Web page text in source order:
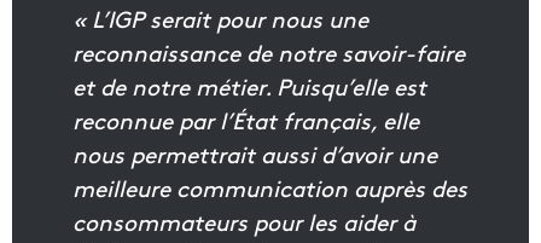
« L’IGP serait pour nous une
reconnaissance de notre savoir-faire
et de notre métier. Puisqu’elle est
reconnue par l’État français, elle
nous permettrait aussi d’avoir une
meilleure communication auprès des
consommateurs pour les aider à